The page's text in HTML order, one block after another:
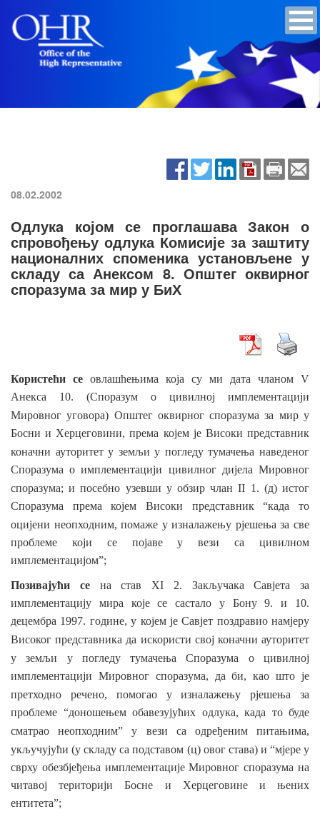
08.02.2002
Одлукa којом се проглашава Закон о
спровођењу одлука Комисије за заштиту
националних споменика установљене у
складу са Анексом 8. Општег оквирног
споразума за мир у БиХ
Користећи се овлашћењима која су ми дата чланом V
Анекса 10. (Споразум о цивилној имплементацији
Мировног уговора) Општег оквирног споразума за мир у
Босни и Херцеговини, према којем је Високи представник
коначни ауторитет у земљи у погледу тумачења наведеног
Споразума о имплементацији цивилног дијела Мировног
споразума; и посебно узевши у обзир члан II 1. (д) истог
Споразума према којем Високи представник “када то
оцијени неопходним, помаже у изналажењу рјешења за све
проблеме који се појаве у вези са цивилном
имплементацијом”;
Позивајући сена став XI 2. Закључака Савјета за
имплементацију мира које се састало у Бону 9. и 10.
децембра 1997. године, у којем је Савјет поздравио намјеру
Високог представника да искористи свој коначни ауторитет
у земљи у погледу
тумачења Споразума о цивилној
имплементацији Мировног споразума, да би, као што је
претходно речено, помогао у изналажењу
рјешења за
проблеме “доношењем обавезујућих одлука, када то буде
сматрао неопходним”
у вези са одређеним питањима,
укључујући (у складу са подставом (ц) овог става) и “мјере у
сврху обезбјеђења имплементације Мировног споразума на
читавој територији Босне и Херцеговине и њених
ентитета”;